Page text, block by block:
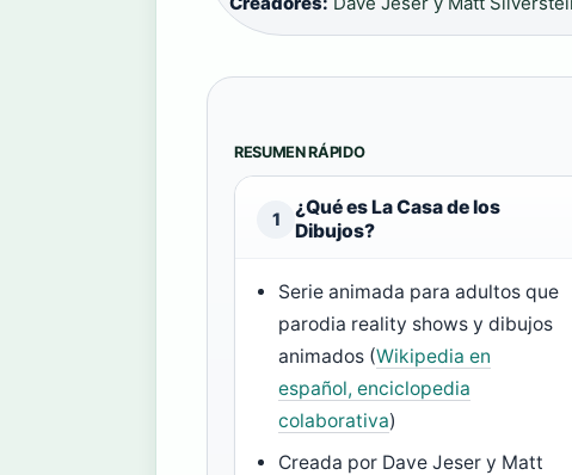
RESUMEN RÁPIDO
1
¿Qué es La Casa de los
Dibujos?
Serie animada para adultos que
parodia reality shows y dibujos
animados (Wikipedia en
español, enciclopedia
colaborativa)
Creada por Dave Jeser y Matt